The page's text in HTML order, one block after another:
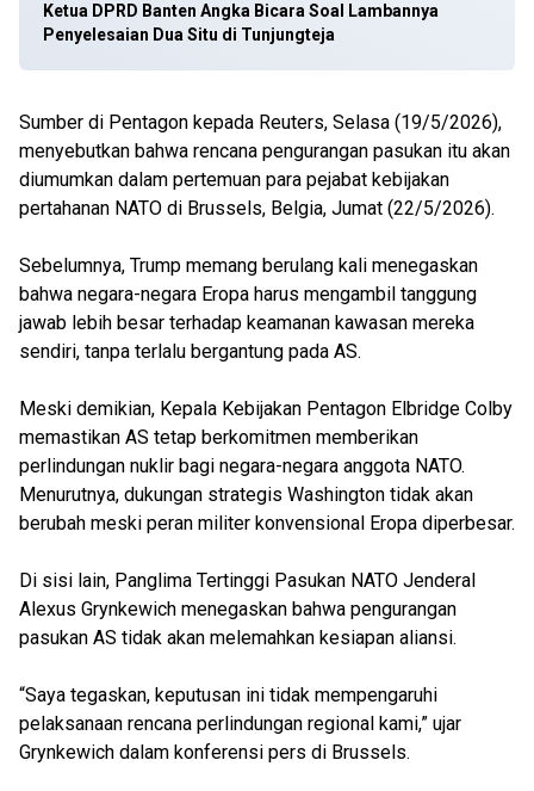
Ketua DPRD Banten Angka Bicara Soal Lambannya
Penyelesaian Dua Situ di Tunjungteja
Sumber di Pentagon kepada Reuters, Selasa (19/5/2026),
menyebutkan bahwa rencana pengurangan pasukan itu akan
diumumkan dalam pertemuan para pejabat kebijakan
pertahanan NATO di Brussels, Belgia, Jumat (22/5/2026).
Sebelumnya, Trump memang berulang kali menegaskan
bahwa negara-negara Eropa harus mengambil tanggung
jawab lebih besar terhadap keamanan kawasan mereka
sendiri, tanpa terlalu bergantung pada AS.
Meski demikian, Kepala Kebijakan Pentagon Elbridge Colby
memastikan AS tetap berkomitmen memberikan
perlindungan nuklir bagi negara-negara anggota NATO.
Menurutnya, dukungan strategis Washington tidak akan
berubah meski peran militer konvensional Eropa diperbesar.
Di sisi lain, Panglima Tertinggi Pasukan NATO Jenderal
Alexus Grynkewich menegaskan bahwa pengurangan
pasukan AS tidak akan melemahkan kesiapan aliansi.
“Saya tegaskan, keputusan ini tidak mempengaruhi
pelaksanaan rencana perlindungan regional kami,” ujar
Grynkewich dalam konferensi pers di Brussels.